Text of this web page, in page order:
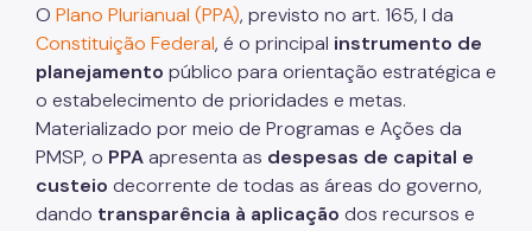
O Plano Plurianual (PPA), previsto no art. 165, I da
Constituição Federal, é o principal instrumento de
planejamento público para orientação estratégica e
o estabelecimento de prioridades e metas.
Materializado por meio de Programas e Ações da
PMSP, o PPAapresenta as despesas de capital e
custeio decorrente de todas as áreas do governo,
dando transparência à aplicação dos recursos e